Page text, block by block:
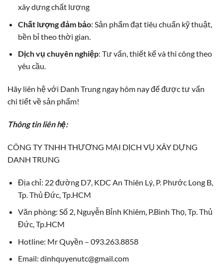
xây dựng chất lượng
Chất lượng đảm bảo: Sản phẩm đạt tiêu chuẩn kỹ thuật,
bền bỉ theo thời gian.
Dịch vụ chuyên nghiệp: Tư vấn, thiết kế và thi công theo
yêu cầu.
Hãy liên hệ với Danh Trung ngay hôm nay để được tư vấn
chi tiết về sản phẩm!
Thông tin liên hệ:
CÔNG TY TNHH THƯƠNG MẠI DỊCH VỤ XÂY DỰNG
DANH TRUNG
Địa chỉ: 22 đường D7, KDC An Thiên Lý, P. Phước Long B,
Tp. Thủ Đức, Tp.HCM
Văn phòng: Số 2, Nguyễn Bỉnh Khiêm, P.Bình Thọ, Tp. Thủ
Đức, Tp.HCM
Hotline: Mr Quyền – 093.263.8858
Email: dinhquyenutc@gmail.com